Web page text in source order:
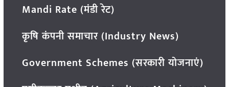
Mandi Rate (मंडी रेट)
कृषि कंपनी समाचार (Industry News)
Government Schemes (सरकारी योजनाएं)